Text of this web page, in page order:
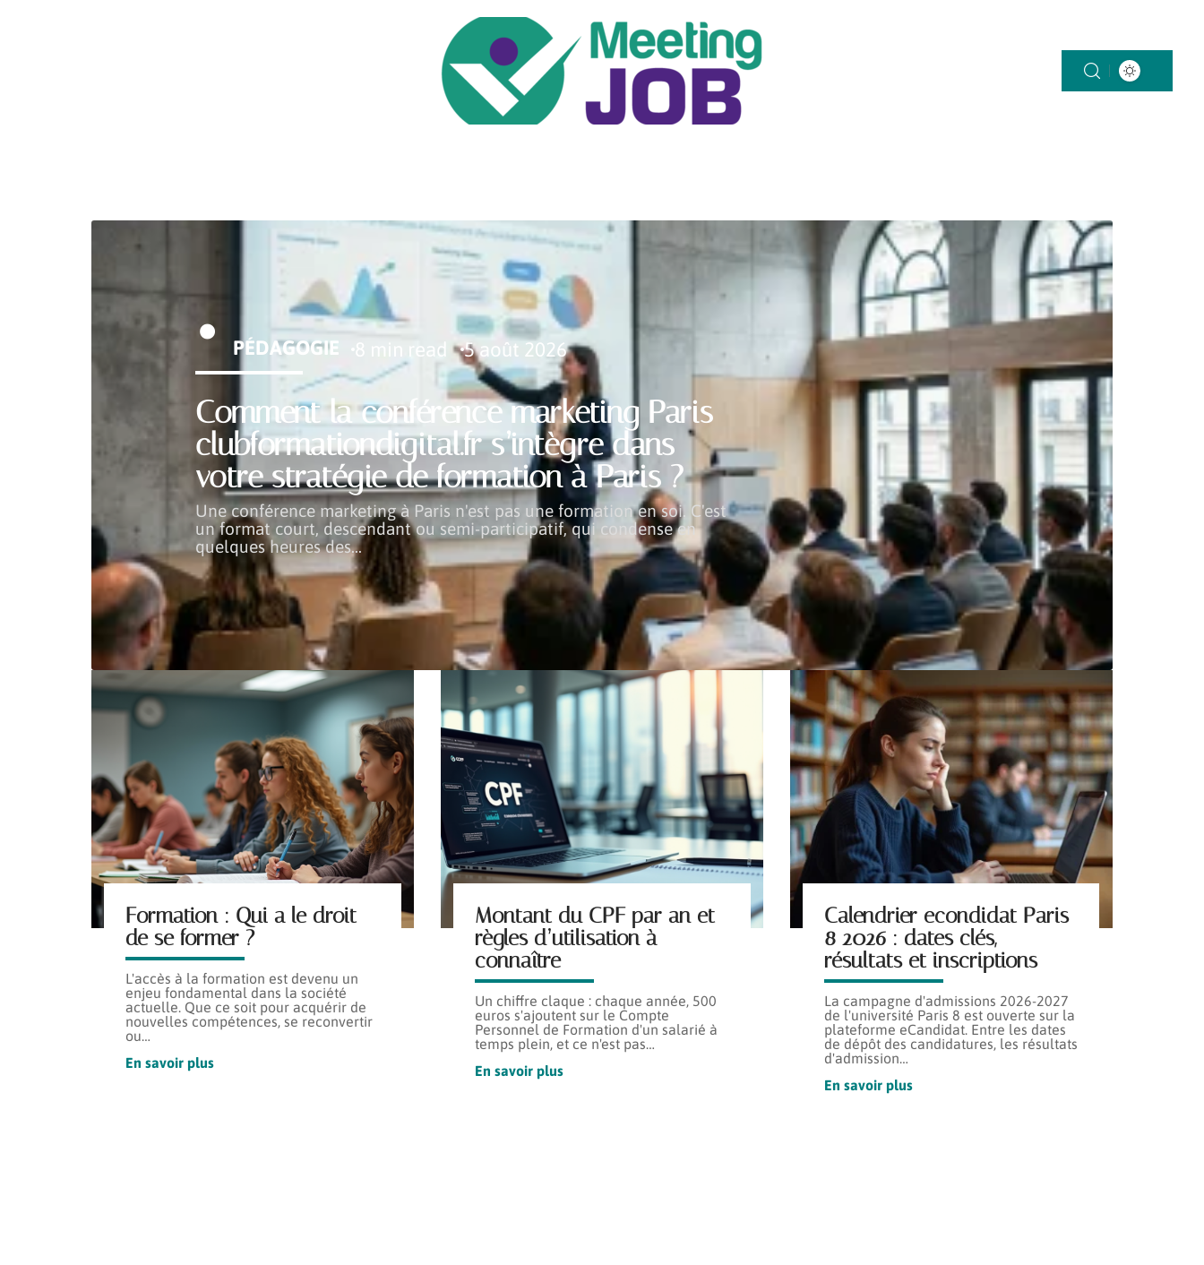
Comment la conférence marketing Paris
clubformationdigital.fr s’intègre dans
votre stratégie de formation à Paris ?
Une conférence marketing à Paris n'est pas une formation en soi. C'est
un format court, descendant ou semi-participatif, qui condense en
quelques heures des…
PÉDAGOGIE 8 min read 5 août 2026
Formation : Qui a le droit
de se former ?
L'accès à la formation est devenu un
enjeu fondamental dans la société
actuelle. Que ce soit pour acquérir de
nouvelles compétences, se reconvertir
ou
En savoir plus
Montant du CPF par an et
règles d’utilisation à
connaître
Un chiffre claque : chaque année, 500
euros s'ajoutent sur le Compte
Personnel de Formation d'un salarié à
temps plein, et ce n'est pas
En savoir plus
Calendrier econdidat Paris
8 2026 : dates clés,
résultats et inscriptions
La campagne d'admissions 2026-2027
de l'université Paris 8 est ouverte sur la
plateforme eCandidat. Entre les dates
de dépôt des candidatures, les résultats
d'admission
En savoir plus